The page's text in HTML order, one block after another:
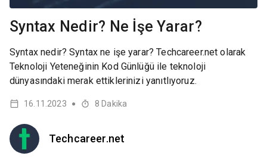
Syntax Nedir? Ne İşe Yarar?
Syntax nedir? Syntax ne işe yarar? Techcareer.net olarak
Teknoloji Yeteneğinin Kod Günlüğü ile teknoloji
dünyasındaki merak ettiklerinizi yanıtlıyoruz.
Techcareer.net
16.11.2023 ● 8 Dakika